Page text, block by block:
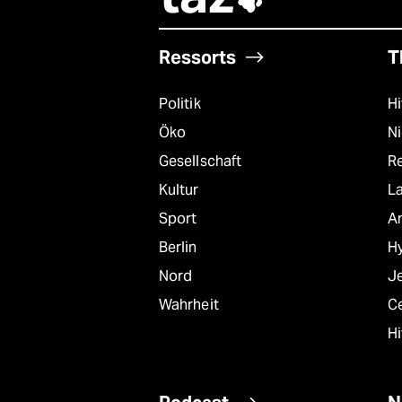
Ressorts
Politik
Öko
Gesellschaft
Kultur
Sport
Berlin
Nord
Wahrheit